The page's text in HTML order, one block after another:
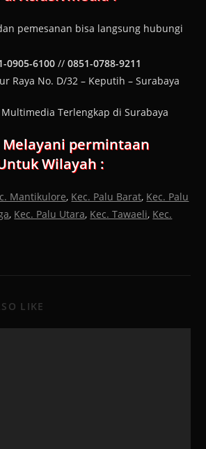
pemesanan bisa langsung hubungi
0905-6100 //0851-0788-9211
Raya No. D/32 – Keputih – Surabaya
Terlengkap di Surabaya
Melayani permintaan
Wilayah :
Mantikulore, Kec. Palu Barat, Kec. Palu
, Kec. Palu Utara, Kec. Tawaeli, Kec.
LIKE